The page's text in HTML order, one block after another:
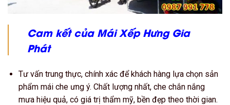
Cam kết của Mái Xếp Hưng Gia
Phát
Tư vấn trung thực, chính xác để khách hàng lựa chọn sản
phẩm mái che ưng ý. Chất lượng nhất, che chắn nắng
mưa hiệu quả, có giá trị thẩm mỹ, bền đẹp theo thời gian.